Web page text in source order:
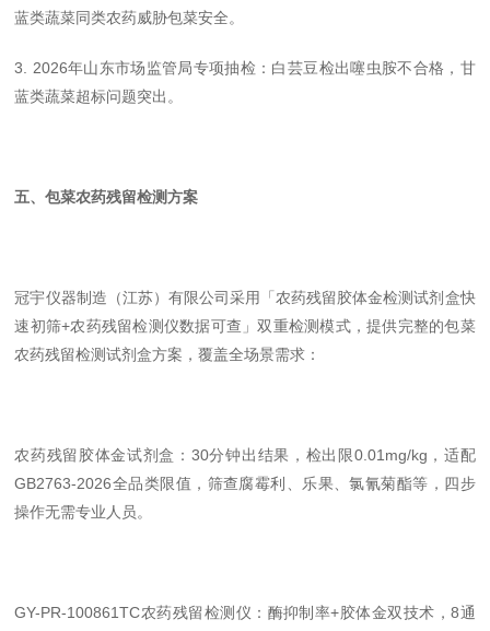
蓝类蔬菜同类农药威胁包菜安全。
3. 2026年山东市场监管局专项抽检：白芸豆检出噻虫胺不合格，甘
蓝类蔬菜超标问题突出。
五、包菜农药残留检测方案
冠宇仪器制造（江苏）有限公司采用「农药残留胶体金检测试剂盒快
速初筛+农药残留检测仪数据可查」双重检测模式，提供完整的包菜
农药残留检测试剂盒方案，覆盖全场景需求：
农药残留胶体金试剂盒：30分钟出结果，检出限0.01mg/kg，适配
GB2763-2026全品类限值，筛查腐霉利、乐果、氯氰菊酯等，四步
操作无需专业人员。
GY-PR-100861TC农药残留检测仪：酶抑制率+胶体金双技术，8通